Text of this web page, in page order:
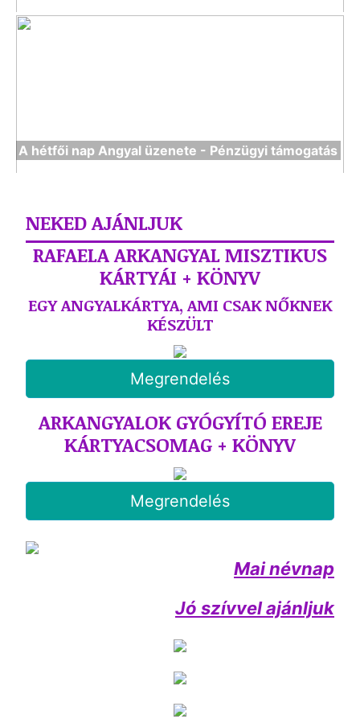
A hétfői nap Angyal üzenete - Pénzügyi támogatás
NEKED AJÁNLJUK
RAFAELA ARKANGYAL MISZTIKUS
KÁRTYÁI + KÖNYV
EGY ANGYALKÁRTYA, AMI CSAK NŐKNEK
KÉSZÜLT
Megrendelés
ARKANGYALOK GYÓGYÍTÓ EREJE
KÁRTYACSOMAG + KÖNYV
Megrendelés
Mai névnap
Jó szívvel ajánljuk